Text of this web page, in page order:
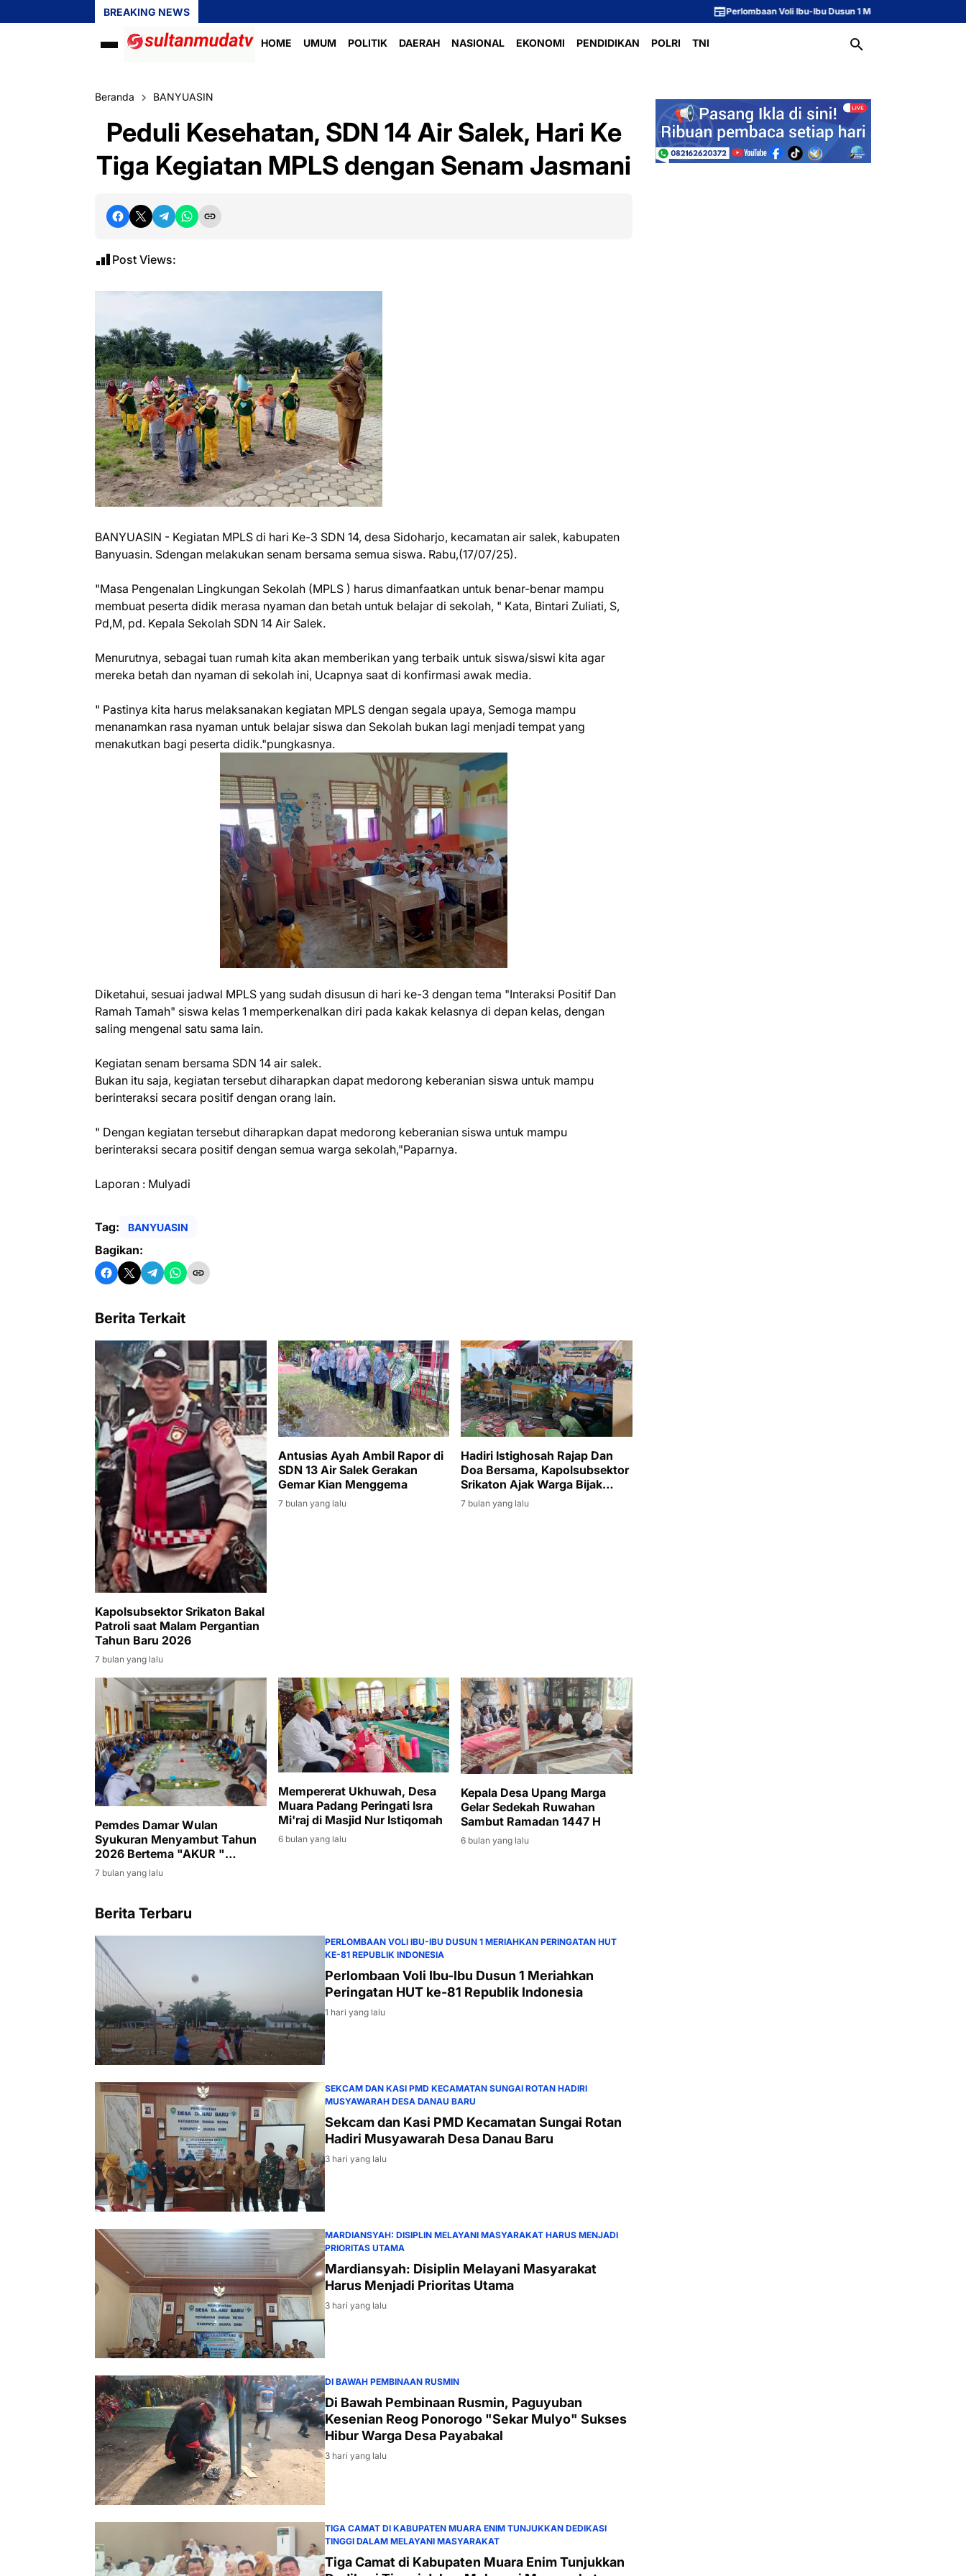
BREAKING NEWS Perlombaan Voli Ibu-Ibu Dusun 1 Meriahkan Peringatan HUT ke-81 Republik
HOME UMUM POLITIK DAERAH NASIONAL EKONOMI PENDIDIKAN POLRI TNI
Beranda BANYUASIN
Peduli Kesehatan, SDN 14 Air Salek, Hari Ke
Tiga Kegiatan MPLS dengan Senam Jasmani
Post Views:
BANYUASIN - Kegiatan MPLS di hari Ke-3 SDN 14, desa Sidoharjo, kecamatan air salek, kabupaten
Banyuasin. Sdengan melakukan senam bersama semua siswa. Rabu,(17/07/25).
"Masa Pengenalan Lingkungan Sekolah (MPLS ) harus dimanfaatkan untuk benar-benar mampu
membuat peserta didik merasa nyaman dan betah untuk belajar di sekolah, " Kata, Bintari Zuliati, S,
Pd,M, pd. Kepala Sekolah SDN 14 Air Salek.
Menurutnya, sebagai tuan rumah kita akan memberikan yang terbaik untuk siswa/siswi kita agar
mereka betah dan nyaman di sekolah ini, Ucapnya saat di konfirmasi awak media.
" Pastinya kita harus melaksanakan kegiatan MPLS dengan segala upaya, Semoga mampu
menanamkan rasa nyaman untuk belajar siswa dan Sekolah bukan lagi menjadi tempat yang
menakutkan bagi peserta didik."pungkasnya.
Diketahui, sesuai jadwal MPLS yang sudah disusun di hari ke-3 dengan tema "Interaksi Positif Dan
Ramah Tamah" siswa kelas 1 memperkenalkan diri pada kakak kelasnya di depan kelas, dengan
saling mengenal satu sama lain.
Kegiatan senam bersama SDN 14 air salek.
Bukan itu saja, kegiatan tersebut diharapkan dapat medorong keberanian siswa untuk mampu
berinteraksi secara positif dengan orang lain.
" Dengan kegiatan tersebut diharapkan dapat medorong keberanian siswa untuk mampu
berinteraksi secara positif dengan semua warga sekolah,"Paparnya.
Laporan : Mulyadi
Tag: BANYUASIN
Bagikan:
Berita Terkait
Kapolsubsektor Srikaton Bakal
Patroli saat Malam Pergantian
Tahun Baru 2026
7 bulan yang lalu
Antusias Ayah Ambil Rapor di
SDN 13 Air Salek Gerakan
Gemar Kian Menggema
7 bulan yang lalu
Hadiri Istighosah Rajap Dan
Doa Bersama, Kapolsubsektor
Srikaton Ajak Warga Bijak
Dalam Bermedsos
7 bulan yang lalu
Pemdes Damar Wulan
Syukuran Menyambut Tahun
2026 Bertema "AKUR "
Amanah Kebersamaan Unggul
Dan Religius
7 bulan yang lalu
Mempererat Ukhuwah, Desa
Muara Padang Peringati Isra
Mi'raj di Masjid Nur Istiqomah
6 bulan yang lalu
Kepala Desa Upang Marga
Gelar Sedekah Ruwahan
Sambut Ramadan 1447 H
6 bulan yang lalu
Berita Terbaru
PERLOMBAAN VOLI IBU-IBU DUSUN 1 MERIAHKAN PERINGATAN HUT
KE-81 REPUBLIK INDONESIA
Perlombaan Voli Ibu-Ibu Dusun 1 Meriahkan
Peringatan HUT ke-81 Republik Indonesia
1 hari yang lalu
SEKCAM DAN KASI PMD KECAMATAN SUNGAI ROTAN HADIRI
MUSYAWARAH DESA DANAU BARU
Sekcam dan Kasi PMD Kecamatan Sungai Rotan
Hadiri Musyawarah Desa Danau Baru
3 hari yang lalu
MARDIANSYAH: DISIPLIN MELAYANI MASYARAKAT HARUS MENJADI
PRIORITAS UTAMA
Mardiansyah: Disiplin Melayani Masyarakat
Harus Menjadi Prioritas Utama
3 hari yang lalu
DI BAWAH PEMBINAAN RUSMIN
Di Bawah Pembinaan Rusmin, Paguyuban
Kesenian Reog Ponorogo "Sekar Mulyo" Sukses
Hibur Warga Desa Payabakal
3 hari yang lalu
TIGA CAMAT DI KABUPATEN MUARA ENIM TUNJUKKAN DEDIKASI
TINGGI DALAM MELAYANI MASYARAKAT
Tiga Camat di Kabupaten Muara Enim Tunjukkan